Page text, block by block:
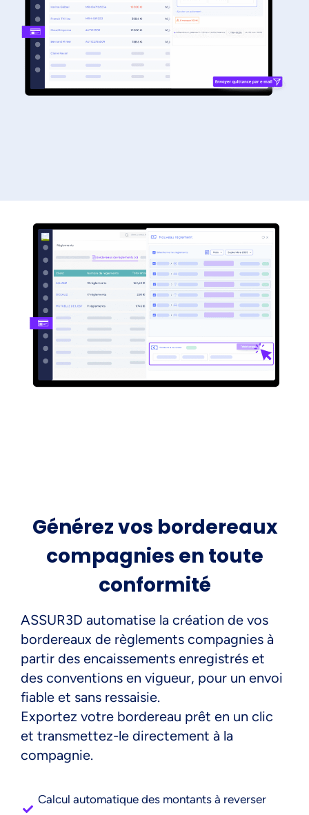
Générez vos bordereaux
compagnies en toute
conformité
ASSUR3D automatise la création de vos
bordereaux de règlements compagnies à
partir des encaissements enregistrés et
des conventions en vigueur, pour un envoi
fiable et sans ressaisie.
Exportez votre bordereau prêt en un clic
et transmettez-le directement à la
compagnie.
Calcul automatique des montants à reverser